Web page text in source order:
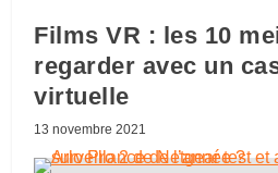
Films VR : les 10
regarder avec un
virtuelle
13 novembre 2021